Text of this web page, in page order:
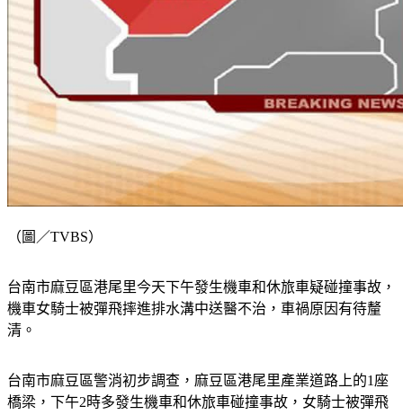
（圖／TVBS）
台南市麻豆區港尾里今天下午發生機車和休旅車疑碰撞事故，
機車女騎士被彈飛摔進排水溝中送醫不治，車禍原因有待釐
清。
台南市麻豆區警消初步調查，麻豆區港尾里產業道路上的1座
橋梁，下午2時多發生機車和休旅車碰撞事故，女騎士被彈飛